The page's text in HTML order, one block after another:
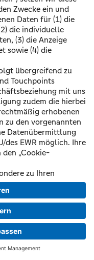
Mail.
Impressum
Bildquellen